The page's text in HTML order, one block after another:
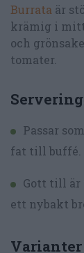
Burrata är
krämig i
och
tomater.
Passar
fat till buffé.
Gott till är
ett nybakt
Varianter